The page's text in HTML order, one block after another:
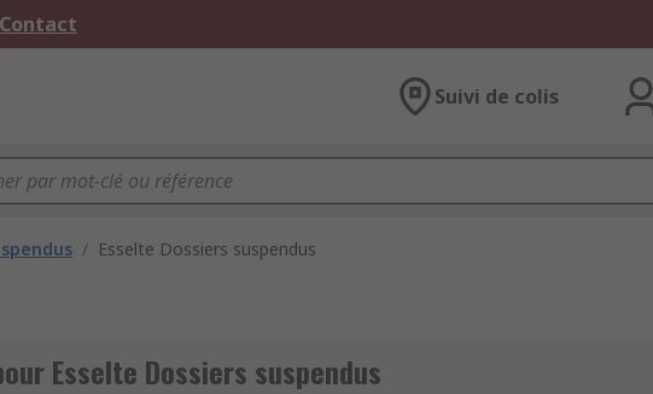
Suivi de colis
/ Esselte Dossiers suspendus
Esselte Dossiers suspendus